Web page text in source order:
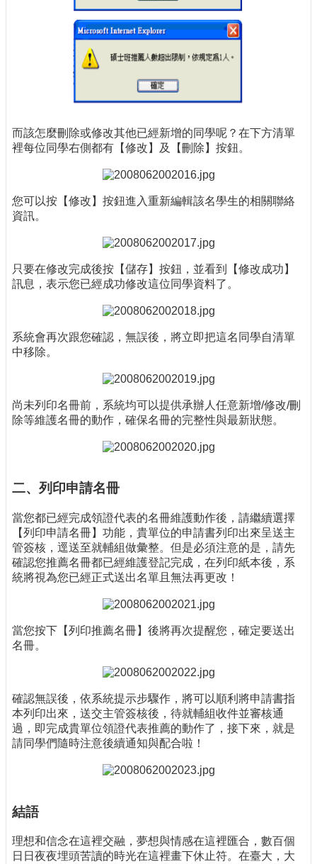
而該怎麼刪除或修改其他已經新增的同學呢？在下方清單
裡每位同學右側都有【修改】及【刪除】按鈕。
您可以按【修改】按鈕進入重新編輯該名學生的相關聯絡
資訊。
只要在修改完成後按【儲存】按鈕，並看到【修改成功】
訊息，表示您已經成功修改這位同學資料了。
系統會再次跟您確認，無誤後，將立即把這名同學自清單
中移除。
尚未列印名冊前，系統均可以提供承辦人任意新增/修改/刪
除等維護名冊的動作，確保名冊的完整性與最新狀態。
二、列印申請名冊
當您都已經完成領證代表的名冊維護動作後，請繼續選擇
【列印申請名冊】功能，貴單位的申請書列印出來呈送主
管簽核，逕送至就輔組做彙整。但是必須注意的是，請先
確認您推薦名冊都已經維護登記完成，在列印紙本後，系
統將視為您已經正式送出名單且無法再更改！
當您按下【列印推薦名冊】後將再次提醒您，確定要送出
名冊。
確認無誤後，依系統提示步驟作，將可以順利將申請書指
本列印出來，送交主管簽核後，待就輔組收件並審核通
過，即完成貴單位領證代表推薦的動作了，接下來，就是
請同學們隨時注意後續通知與配合啦！
結語
理想和信念在這裡交融，夢想與情感在這裡匯合，數百個
日日夜夜埋頭苦讀的時光在這裡畫下休止符。在臺大，大